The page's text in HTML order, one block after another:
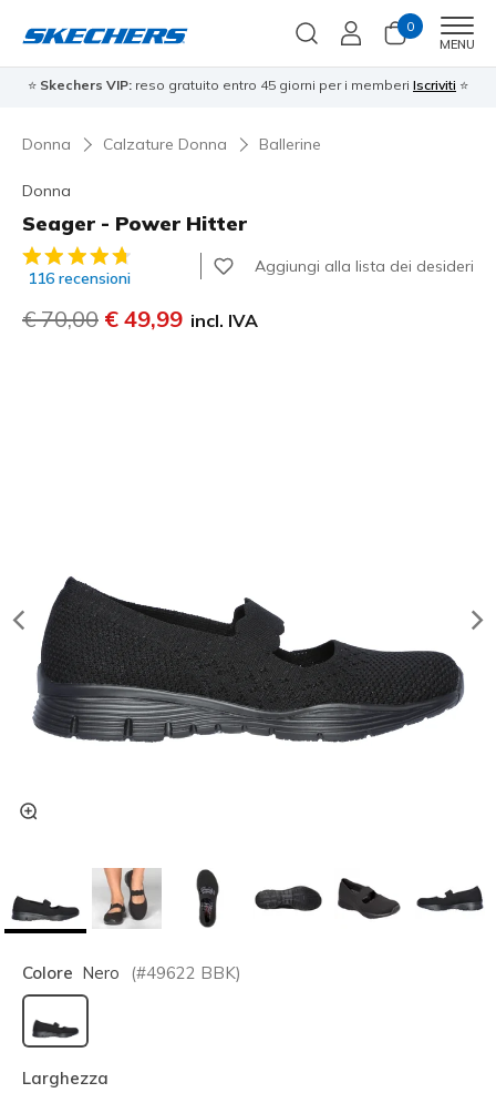
0
MENU
⭐ Skechers VIP: reso gratuito entro 45 giorni per i memberi Iscriviti ⭐
Donna Calzature Donna Ballerine
Donna
Seager - Power Hitter
Valutazione cliente 5 su 5
116 recensioni
Aggiungi alla lista dei desideri
Prezzo ridotto da
€ 70,00 per
€ 49,99 incl. IVA
Colore Nero (#49622 BBK)
selezionato
Larghezza